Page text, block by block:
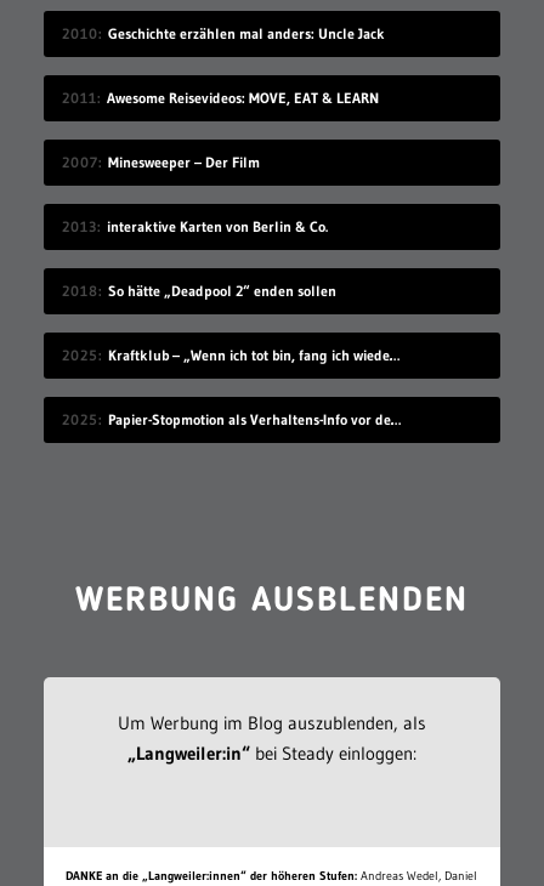
2010 Geschichte erzählen mal anders: Uncle Jack
2011 Awesome Reisevideos: MOVE, EAT & LEARN
2007 Minesweeper – Der Film
2013 interaktive Karten von Berlin & Co.
2018 So hätte „Deadpool 2“ enden sollen
2025 Kraftklub – „Wenn ich tot bin, fang ich wieder an“
2025 Papier-Stopmotion als Verhaltens-Info vor dem Kinofilm
WERBUNG AUSBLENDEN
Um Werbung im Blog auszublenden, als
„Langweiler:in“bei Steady einloggen:
DANKE an die „Langweiler:innen“ der höheren Stufen: Andreas Wedel, Daniel